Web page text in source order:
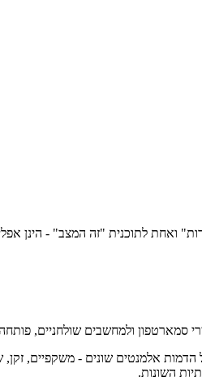
ואחת לתוכנית "זה המצב" - הינן
הדמות אלמנטים שונים - משקפיים,
השונות.